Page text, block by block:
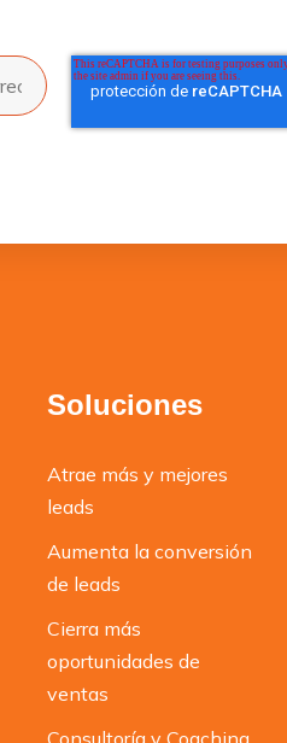
Soluciones
Atrae más y mejores
leads
Aumenta la conversión
de leads
Cierra más
oportunidades de
ventas
Consultoría y Coaching